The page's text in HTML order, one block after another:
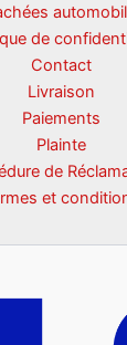
de
Contact
Livraison
Paiements
Plainte
de
et